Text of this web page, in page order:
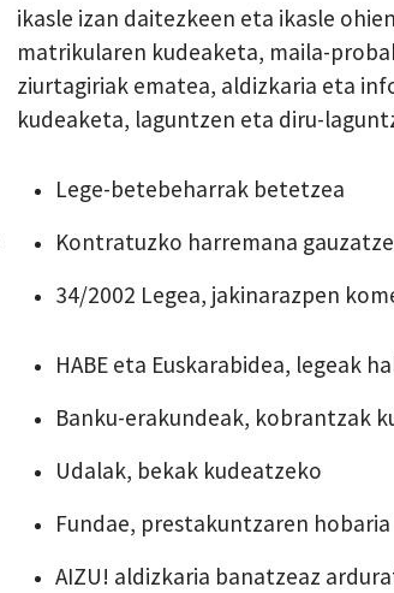
ikasle izan daitezkeen eta ikasle
matrikularen kudeaketa, maila-
ziurtagiriak ematea, aldizkaria eta
kudeaketa, laguntzen eta diru-
Lege-betebeharrak betetzea
Kontratuzko harremana
34/2002 Legea, jakinarazpen
HABE eta Euskarabidea, legeak
Banku-erakundeak, kobrantzak
Udalak, bekak kudeatzeko
Fundae, prestakuntzaren
AIZU! aldizkaria banatzeaz